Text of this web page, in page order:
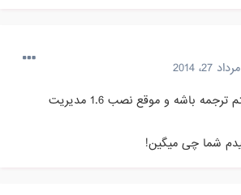
مرداد 27، 2014
ممکنه مشکلی در سیستم ترجمه باشه و موقع نصب 1.6 مدیریت